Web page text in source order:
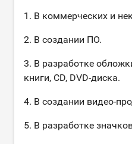
1. В коммерческих и
2. В создании ПО.
3. В разработке
книги, CD, DVD-диска.
4. В создании видео-
5. В разработке